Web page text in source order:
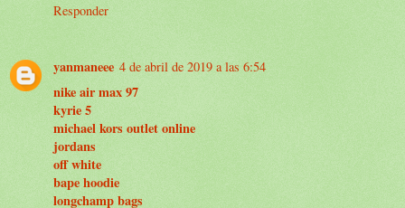
Responder
yanmaneee 4 de abril de 2019 a las 6:54
nike air max 97
kyrie 5
michael kors outlet online
jordans
off white
bape hoodie
longchamp bags